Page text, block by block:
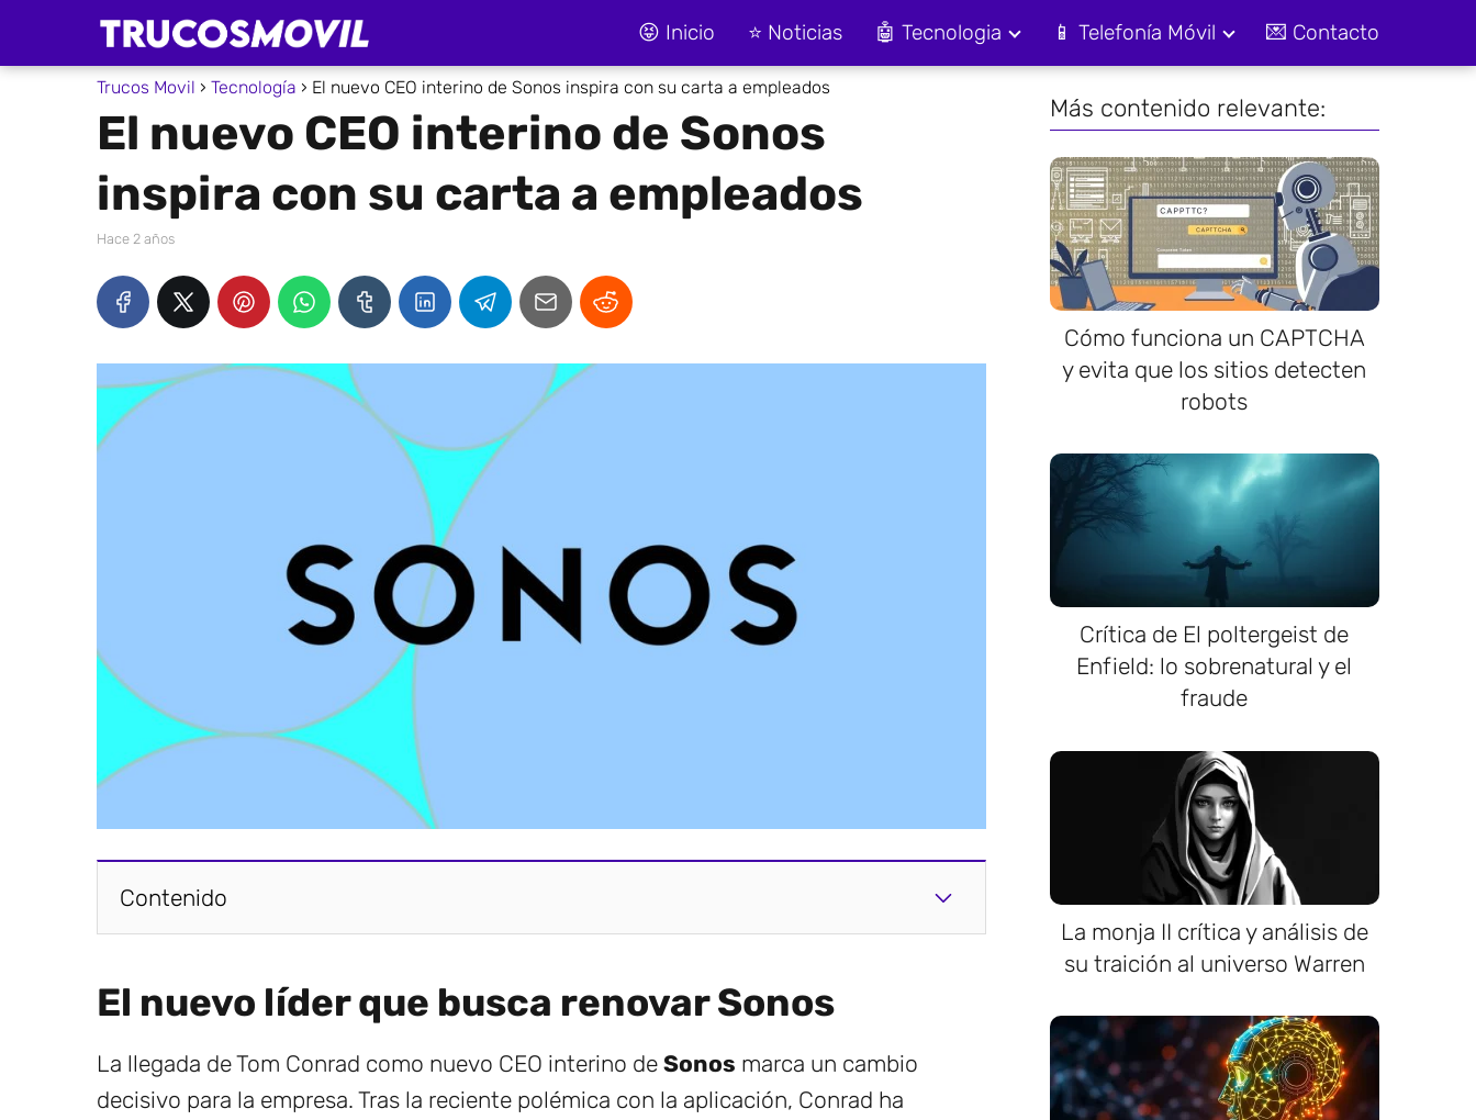
😝 Inicio ⭐ Noticias 🤖 Tecnologia 📱 Telefonía Móvil 💌 Contacto
Trucos Movil Tecnología El nuevo CEO interino de Sonos inspira con su carta a empleados
El nuevo CEO interino de Sonos
inspira con su carta a empleados
hace 2 años
Contenido
El nuevo líder que busca renovar Sonos
La llegada de Tom Conrad como nuevo CEO interino de Sonos marca un cambio
decisivo para la empresa. Tras la reciente polémica con la aplicación, Conrad ha
Más contenido relevante:
Cómo funciona un CAPTCHA
y evita que los sitios detecten
robots
Crítica de El poltergeist de
Enfield: lo sobrenatural y el
fraude
La monja II crítica y análisis de
su traición al universo Warren